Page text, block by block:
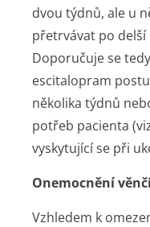
dvou týdnů, ale u
přetrvávat po delší
Doporučuje se
escitalopram
několika týdnů
potřeb pacienta
vyskytující se při
Onemocnění
Vzhledem k